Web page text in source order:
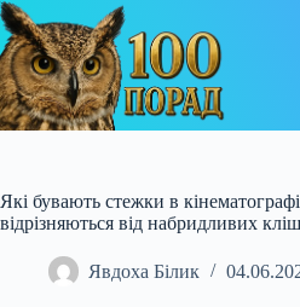
Перейти
до
вмісту
Які бувають стежки в
відрізняються від набридливих
Явдоха Білик